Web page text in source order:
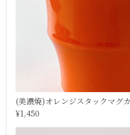
(美濃焼)オレンジスタックマグ
¥1,450